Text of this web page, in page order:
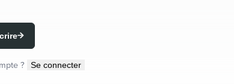
? Se connecter